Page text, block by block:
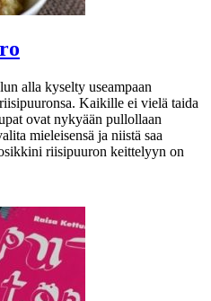
alla kyselty useampaan
Kaikille ei vielä taida
ovat nykyään pullollaan
mieleisensä ja niistä saa
riisipuuron keittelyyn on